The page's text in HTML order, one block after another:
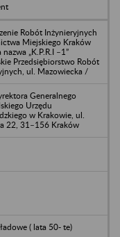
Robót Inżynieryjnych
Miejskiego Kraków
„K.P.R.I –1”
Przedsiębiorstwo Robót
ul. Mazowiecka /
Generalnego
Urzędu
w Krakowie, ul.
22, 31–156 Kraków
( lata 50- te)